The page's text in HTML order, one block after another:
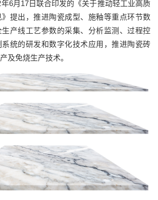
6月17日联合印发的《关于推动轻工业高质
提出，推进陶瓷成型、施釉等重点环节数
产线工艺参数的采集、分析监测、过程控
统的研发和数字化技术应用，推进陶瓷砖
及免烧生产技术。